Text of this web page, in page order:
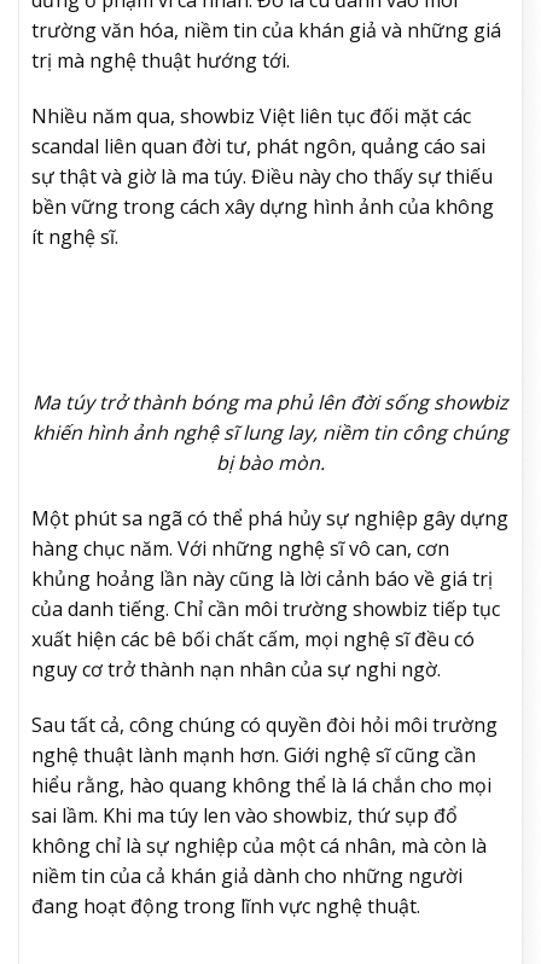
trường văn hóa, niềm tin của khán giả và những giá
trị mà nghệ thuật hướng tới.
Nhiều năm qua, showbiz Việt liên tục đối mặt các
scandal liên quan đời tư, phát ngôn, quảng cáo sai
sự thật và giờ là ma túy. Điều này cho thấy sự thiếu
bền vững trong cách xây dựng hình ảnh của không
ít nghệ sĩ.
Ma túy trở thành bóng ma phủ lên đời sống showbiz
khiến hình ảnh nghệ sĩ lung lay, niềm tin công chúng
bị bào mòn.
Một phút sa ngã có thể phá hủy sự nghiệp gây dựng
hàng chục năm. Với những nghệ sĩ vô can, cơn
khủng hoảng lần này cũng là lời cảnh báo về giá trị
của danh tiếng. Chỉ cần môi trường showbiz tiếp tục
xuất hiện các bê bối chất cấm, mọi nghệ sĩ đều có
nguy cơ trở thành nạn nhân của sự nghi ngờ.
Sau tất cả, công chúng có quyền đòi hỏi môi trường
nghệ thuật lành mạnh hơn. Giới nghệ sĩ cũng cần
hiểu rằng, hào quang không thể là lá chắn cho mọi
sai lầm. Khi ma túy len vào showbiz, thứ sụp đổ
không chỉ là sự nghiệp của một cá nhân, mà còn là
niềm tin của cả khán giả dành cho những người
đang hoạt động trong lĩnh vực nghệ thuật.